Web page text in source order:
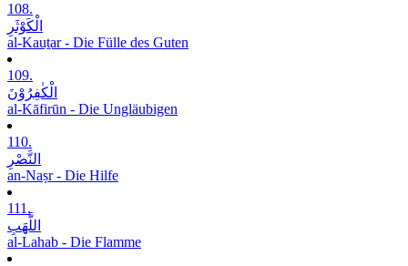
108.
الْکَوْثَرِ
al-Kauṯar - Die Fülle des Guten
109.
الْکٰفِرُوْنَ
al-Kāfirūn - Die Ungläubigen
110.
النَّصْرِ
an-Naṣr - Die Hilfe
111.
اللَّھَبِ
al-Lahab - Die Flamme